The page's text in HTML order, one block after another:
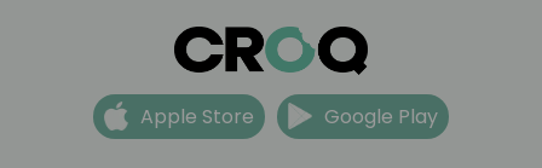
Apple Store Google Play